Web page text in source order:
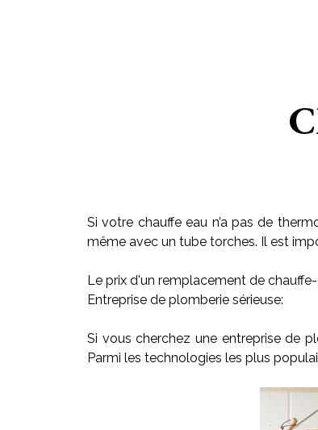
Si votre chauffe eau n’a pas de
même avec un tube torches. Il est
Le prix d'un remplacement de
Entreprise de plomberie sérieuse:
Si vous cherchez une entreprise de
Parmi les technologies les plus